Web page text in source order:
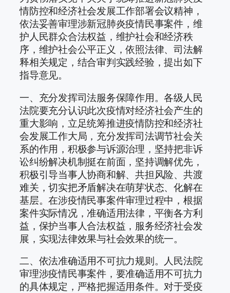
情防控和经济社会发展工作部署会议精神，
依法妥善审理涉新冠肺炎疫情民事案件，维
护人民群众合法权益，维护社会和经济秩
序，维护社会公平正义，依照法律、司法解
释相关规定，结合审判实践经验，提出如下
指导意见。
一、充分发挥司法服务保障作用。各级人民
法院要充分认识此次疫情对经济社会产生的
重大影响，立足统筹推进疫情防控和经济社
会发展工作大局，充分发挥司法调节社会关
系的作用，积极参与诉源治理，坚持把非诉
讼纠纷解决机制挺在前面，坚持调解优先，
积极引导当事人协商和解、共担风险、共渡
难关，切实把矛盾解决在萌芽状态、化解在
基层。在涉疫情民事案件审理过程中，根据
案件实际情况，准确适用法律，平衡各方利
益，保护当事人合法权益，服务经济社会发
展，实现法律效果与社会效果的统一。
二、依法准确适用不可抗力规则。人民法院
审理涉疫情民事案件，要准确适用不可抗力
的具体规定，严格把握适用条件。对于受疫